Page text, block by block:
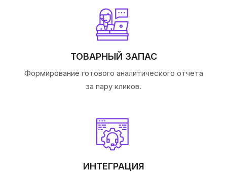
ТОВАРНЫЙ ЗАПАС
Формирование готового аналитического отчета
за пару кликов.
ИНТЕГРАЦИЯ